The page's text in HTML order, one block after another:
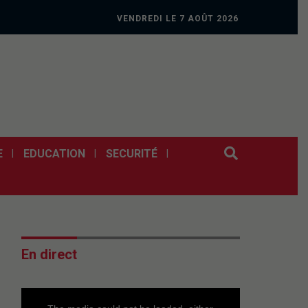
VENDREDI LE 7 AOÛT 2026
EDUCATION SECURITÉ
En direct